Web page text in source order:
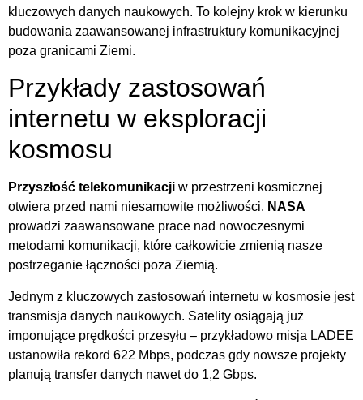
kluczowych danych naukowych. To kolejny krok w kierunku
budowania zaawansowanej infrastruktury komunikacyjnej
poza granicami Ziemi.
Przykłady zastosowań
internetu w eksploracji
kosmosu
Przyszłość telekomunikacji w przestrzeni kosmicznej
otwiera przed nami niesamowite możliwości. NASA
prowadzi zaawansowane prace nad nowoczesnymi
metodami komunikacji, które całkowicie zmienią nasze
postrzeganie łączności poza Ziemią.
Jednym z kluczowych zastosowań internetu w kosmosie jest
transmisja danych naukowych. Satelity osiągają już
imponujące prędkości przesyłu – przykładowo misja LADEE
ustanowiła rekord 622 Mbps, podczas gdy nowsze projekty
planują transfer danych nawet do 1,2 Gbps.